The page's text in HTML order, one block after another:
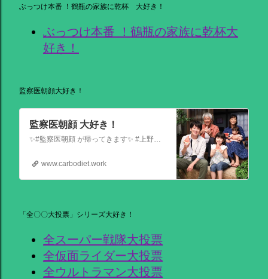
ぶっつけ本番 ！鶴瓶の家族に乾杯 大好き！
ぶっつけ本番 ！鶴瓶の家族に乾杯大
好き！
監察医朝顔大好き！
監察医朝顔 大好き！
✨#監察医朝顔 が帰ってきます✨ #上野樹里 主演 『監察医朝顔2025新春SP』 ＼＼1月3日(金)夜9時から／／ 法医学者であり母である 朝顔が人々の最期と向き合う… 父(#時任三郎)との別れ… そして桑原(#風間俊介)が託されたものとは… お正月にぜひ観ていただきたい 温かい物語です
www.carbodiet.work
「全〇〇大投票」シリーズ大好き！
全スーパー戦隊大投票
全仮面ライダー大投票
全ウルトラマン大投票